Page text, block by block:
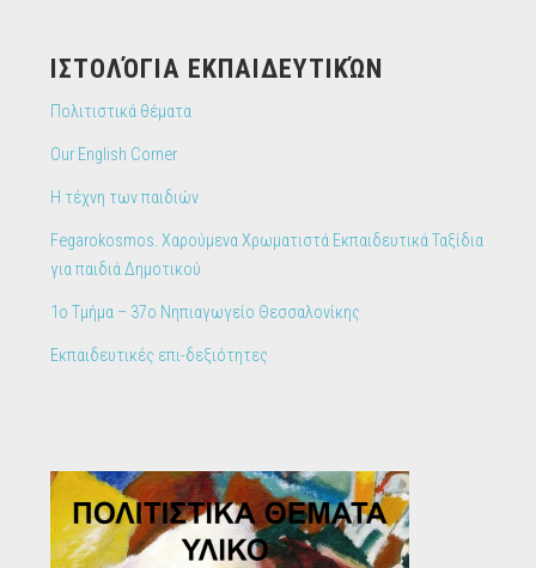
IΣΤΟΛΌΓΙΑ ΕΚΠΑΙΔΕΥΤΙΚΏΝ
Πολιτιστικά θέματα
Our English Corner
Η τέχνη των παιδιών
Fegarokosmos. Χαρούμενα Χρωματιστά Εκπαιδευτικά Ταξίδια
για παιδιά Δημοτικού
1ο Τμήμα – 37ο Νηπιαγωγείο Θεσσαλονίκης
Εκπαιδευτικές επι-δεξιότητες